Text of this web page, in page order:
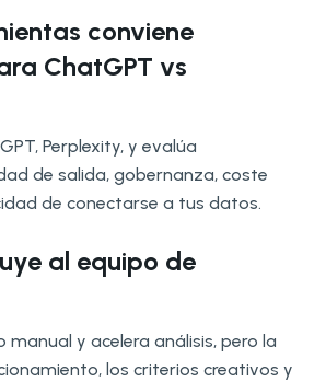
conviene
ChatGPT vs
Perplexity, y evalúa
de salida, gobernanza, coste
de conectarse a tus datos.
al equipo de
manual y acelera análisis, pero la
los criterios creativos y